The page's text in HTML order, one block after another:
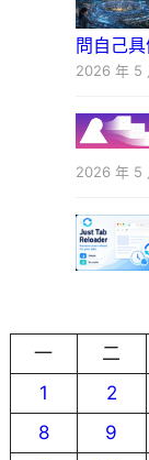
問自己
2026 年 5
2026 年 5
一
二
1
2
8
9